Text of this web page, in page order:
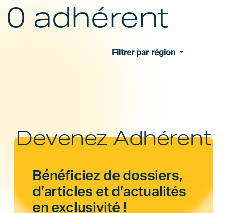
0 adhérent
Filtrer par région
Devenez Adhérent
Bénéficiez de dossiers,
d’articles et d’actualités
en exclusivité !